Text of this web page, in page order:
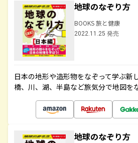
地球のなぞり
BOOKS 旅と健康
2022.11.25 発売
日本の地形や造形物をなぞって学ぶ新
橋、川、湖、半島など旅気分で地図を
地球のなぞり